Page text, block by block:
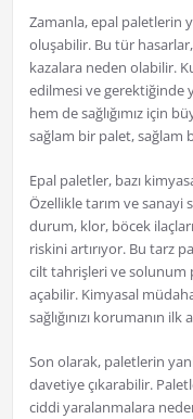
Zamanla, epal paletlerin
oluşabilir. Bu tür
kazalara neden olabilir.
edilmesi ve gerektiğinde
hem de sağlığımız için
sağlam bir palet, sağlam
Epal paletler, bazı
Özellikle tarım ve sanayi
durum, klor, böcek
riskini artırıyor. Bu tarz
cilt tahrişleri ve solunum
açabilir. Kimyasal
sağlığınızı korumanın ilk
Son olarak, paletlerin
davetiye çıkarabilir.
ciddi yaralanmalara